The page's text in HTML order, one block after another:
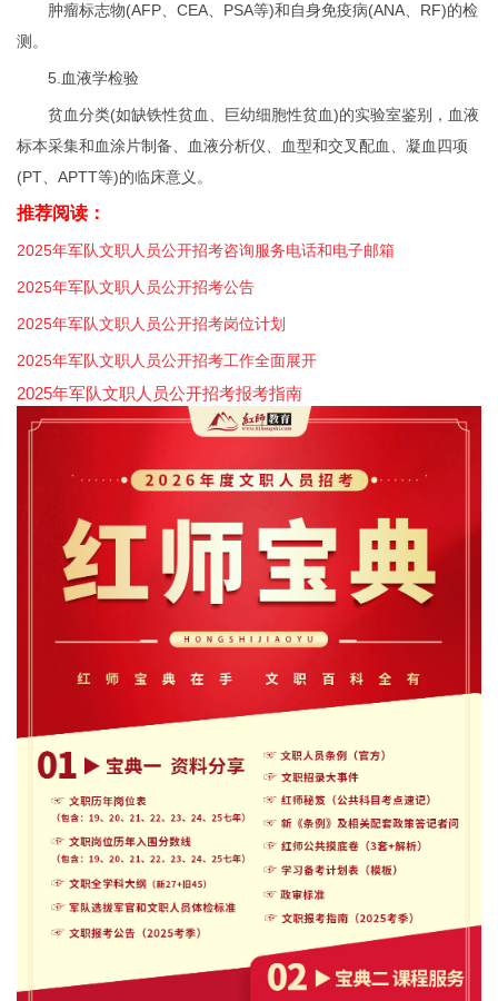
肿瘤标志物(AFP、CEA、PSA等)和自身免疫病(ANA、RF)的检
测。
5.血液学检验
贫血分类(如缺铁性贫血、巨幼细胞性贫血)的实验室鉴别，血液
标本采集和血涂片制备、血液分析仪、血型和交叉配血、凝血四项
(PT、APTT等)的临床意义。
推荐阅读：
2025年军队文职人员公开招考咨询服务电话和电子邮箱
2025年军队文职人员公开招考公告
2025年军队文职人员公开招考岗位计划
2025年军队文职人员公开招考工作全面展开
2025年军队文职人员公开招考报考指南